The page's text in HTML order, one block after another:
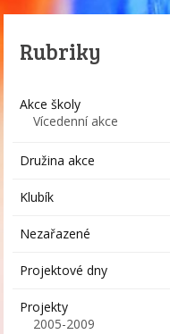
Rubriky
Akce školy
Vícedenní akce
Družina akce
Klubík
Nezařazené
Projektové dny
Projekty
2005-2009